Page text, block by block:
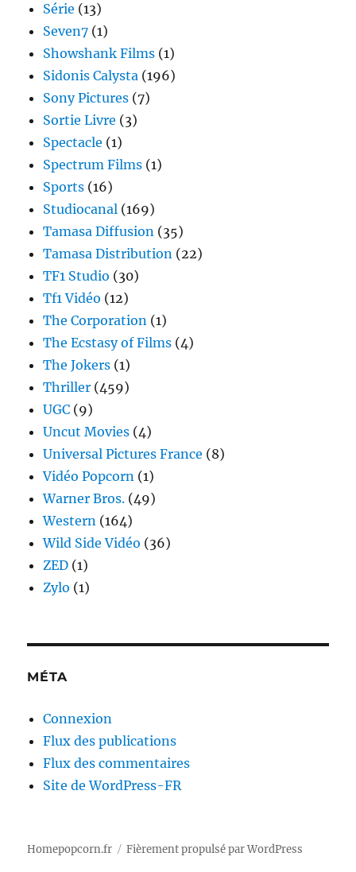
Série (13)
Seven7 (1)
Showshank Films (1)
Sidonis Calysta (196)
Sony Pictures (7)
Sortie Livre (3)
Spectacle (1)
Spectrum Films (1)
Sports (16)
Studiocanal (169)
Tamasa Diffusion (35)
Tamasa Distribution (22)
TF1 Studio (30)
Tf1 Vidéo (12)
The Corporation (1)
The Ecstasy of Films (4)
The Jokers (1)
Thriller (459)
UGC (9)
Uncut Movies (4)
Universal Pictures France (8)
Vidéo Popcorn (1)
Warner Bros. (49)
Western (164)
Wild Side Vidéo (36)
ZED (1)
Zylo (1)
MÉTA
Connexion
Flux des publications
Flux des commentaires
Site de WordPress-FR
Homepopcorn.fr Fièrement propulsé par WordPress